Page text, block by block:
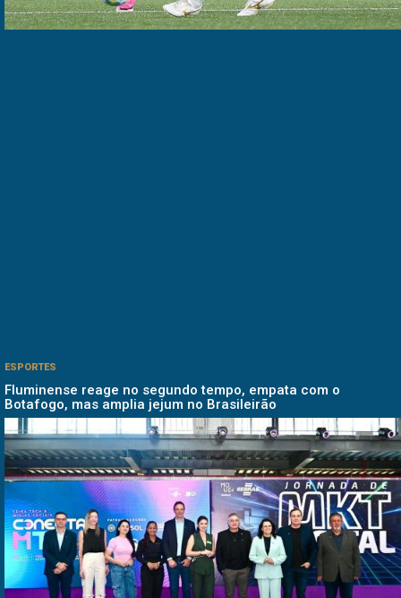
ESPORTES
Fluminense reage no segundo tempo, empata com o
Botafogo, mas amplia jejum no Brasileirão